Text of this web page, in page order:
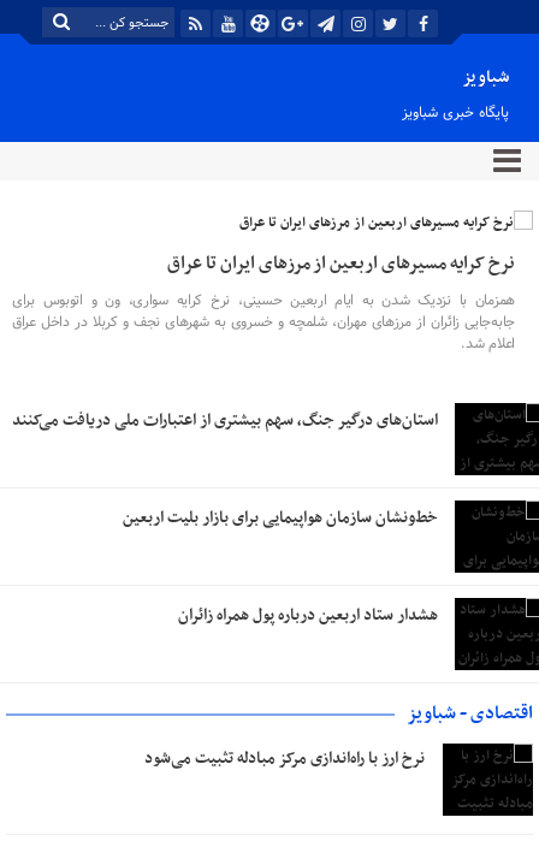
شباویز
پایگاه خبری شباویز
نرخ کرایه مسیرهای اربعین از مرزهای ایران تا عراق
همزمان با نزدیک شدن به ایام اربعین حسینی، نرخ کرایه سواری، ون و اتوبوس برای
جابه‌جایی زائران از مرزهای مهران، شلمچه و خسروی به شهرهای نجف و کربلا در داخل عراق
اعلام شد.
استان‌های درگیر جنگ، سهم بیشتری از اعتبارات ملی دریافت می‌کنند
خط‌ونشان سازمان هواپیمایی برای بازار بلیت اربعین
هشدار ستاد اربعین درباره پول همراه زائران
اقتصادی - شباویز
نرخ ارز با راه‌اندازی مرکز مبادله تثبیت می‌شود